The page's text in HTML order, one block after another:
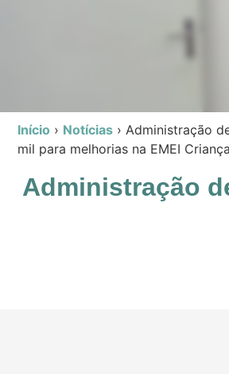
Início › Notícias › Administração
mil para melhorias na EMEI
Administração